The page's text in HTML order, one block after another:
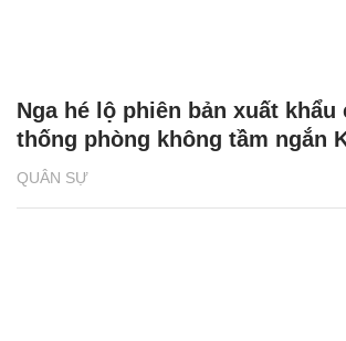
QUÂN SỰ
Nga hé lộ phiên bản xuất khẩu
thống phòng không tầm ngắn